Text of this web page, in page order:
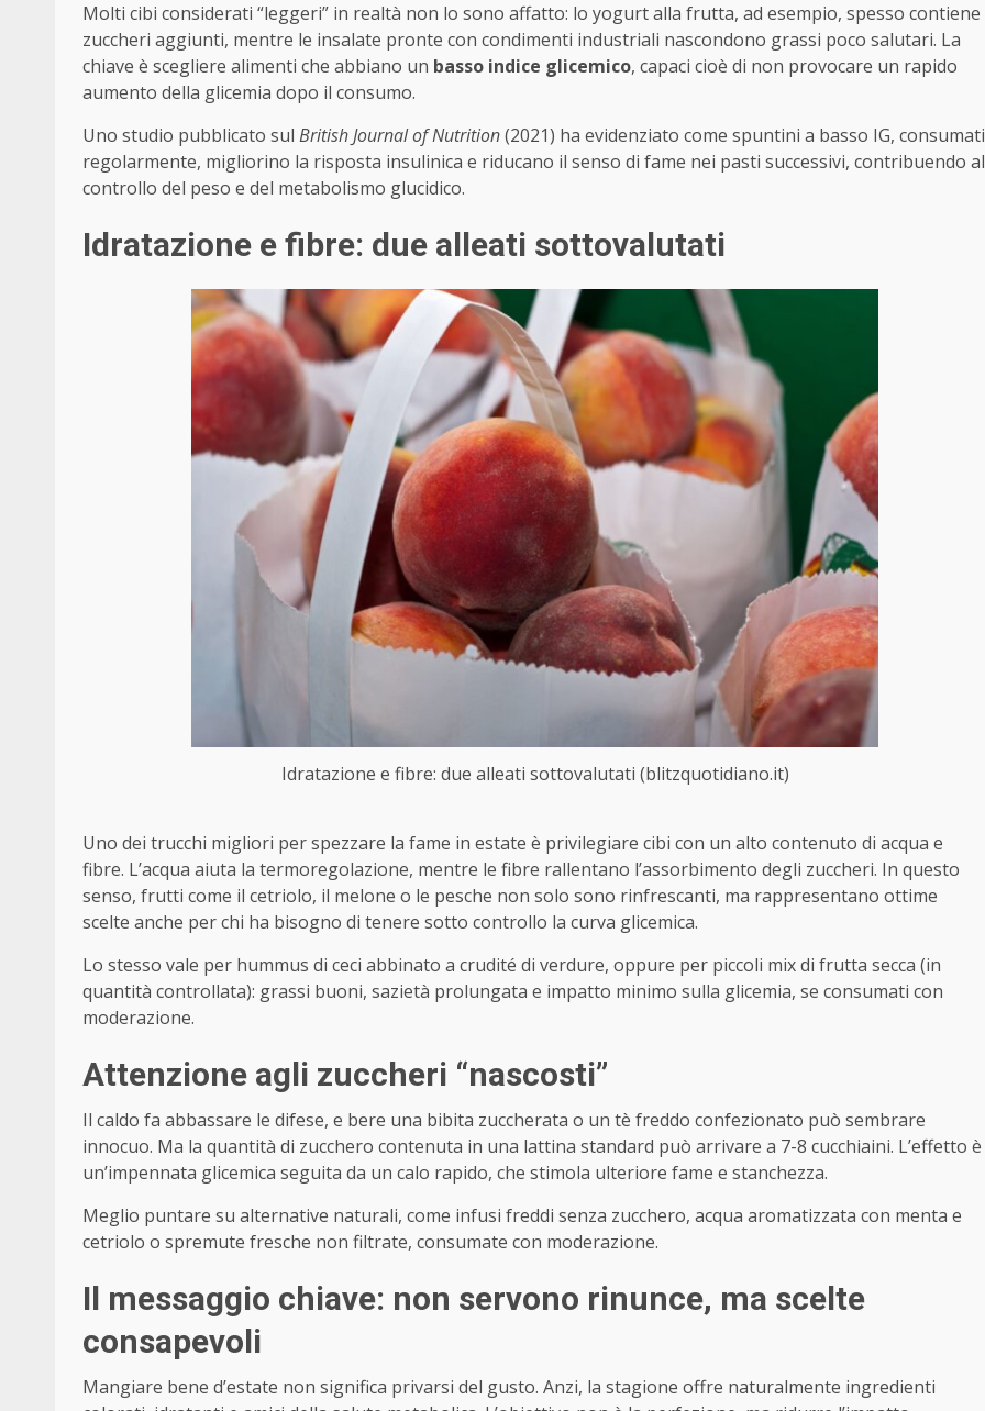
Molti cibi considerati “leggeri” in realtà non lo sono affatto: lo yogurt alla frutta, ad esempio, spesso contiene
zuccheri aggiunti, mentre le insalate pronte con condimenti industriali nascondono grassi poco salutari. La
chiave è scegliere alimenti che abbiano un basso indice glicemico, capaci cioè di non provocare un rapido
aumento della glicemia dopo il consumo.
Uno studio pubblicato sul British Journal of Nutrition(2021) ha evidenziato come spuntini a basso IG, consumati
regolarmente, migliorino la risposta insulinica e riducano il senso di fame nei pasti successivi, contribuendo al
controllo del peso e del metabolismo glucidico.
Idratazione e fibre: due alleati sottovalutati
Idratazione e fibre: due alleati sottovalutati (blitzquotidiano.it)
Uno dei trucchi migliori per spezzare la fame in estate è privilegiare cibi con un alto contenuto di acqua e
fibre. L’acqua aiuta la termoregolazione, mentre le fibre rallentano l’assorbimento degli zuccheri. In questo
senso, frutti come il cetriolo, il melone o le pesche non solo sono rinfrescanti, ma rappresentano ottime
scelte anche per chi ha bisogno di tenere sotto controllo la curva glicemica.
Lo stesso vale per hummus di ceci abbinato a crudité di verdure, oppure per piccoli mix di frutta secca (in
quantità controllata): grassi buoni, sazietà prolungata e impatto minimo sulla glicemia, se consumati con
moderazione.
Attenzione agli zuccheri “nascosti”
Il caldo fa abbassare le difese, e bere una bibita zuccherata o un tè freddo confezionato può sembrare
innocuo. Ma la quantità di zucchero contenuta in una lattina standard può arrivare a 7-8 cucchiaini. L’effetto è
un’impennata glicemica seguita da un calo rapido, che stimola ulteriore fame e stanchezza.
Meglio puntare su alternative naturali, come infusi freddi senza zucchero, acqua aromatizzata con menta e
cetriolo o spremute fresche non filtrate, consumate con moderazione.
Il messaggio chiave: non servono rinunce, ma scelte
consapevoli
Mangiare bene d’estate non significa privarsi del gusto. Anzi, la stagione offre naturalmente ingredienti